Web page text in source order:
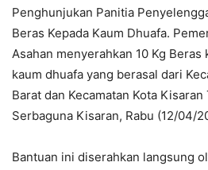
Penghunjukan Panitia
Beras Kepada Kaum Dhuafa.
Asahan menyerahkan 10 Kg Beras
kaum dhuafa yang berasal dari
Barat dan Kecamatan Kota
Serbaguna Kisaran, Rabu (12/04/
Bantuan ini diserahkan langsung